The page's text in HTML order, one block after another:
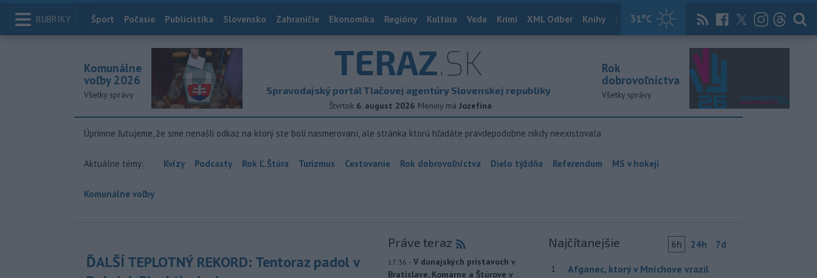
RUBRIKY 31°C
Index
Šport Počasie Publicistika Slovensko Zahraničie Ekonomika Regióny Kultúra Veda Krimi XML Odber Knihy Útulkovo Magazín News Now Archív
TERAZ.SK
Spravodajský portál Tlačovej agentúry Slovenskej republiky
Štvrtok 6. august 2026 Meniny má Jozefína
Komunálne
voľby 2026
Všetky správy
Rok
dobrovoľníctva
Všetky správy
Úprimne ľutujeme, že sme nenašli odkaz na ktorý ste boli nasmerovaní, ale stránka ktorú hľadáte pravdepodobne nikdy neexistovala
Aktuálne témy: Kvízy Podcasty Rok Ľ.Štúra Turizmus Cestovanie Rok dobrovoľníctva Dielo týždňa Referendum MS v hokeji
Komunálne voľby
ĎALŠÍ TEPLOTNÝ REKORD: Tentoraz padol v
Práve teraz
17:36 - V dunajských prístavoch v
Bratislave, Komárne a Štúrove v
Najčítanejšie 6h 24h 7d
1
Afganec, ktorý v Mníchove vrazil